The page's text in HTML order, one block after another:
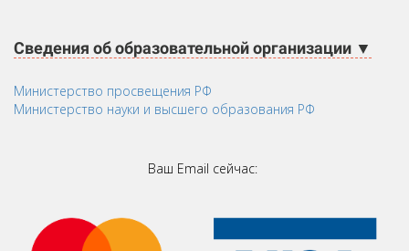
Сведения об образовательной организации ▼
Министерство просвещения РФ
Министерство науки и высшего образования РФ
Ваш Email сейчас: